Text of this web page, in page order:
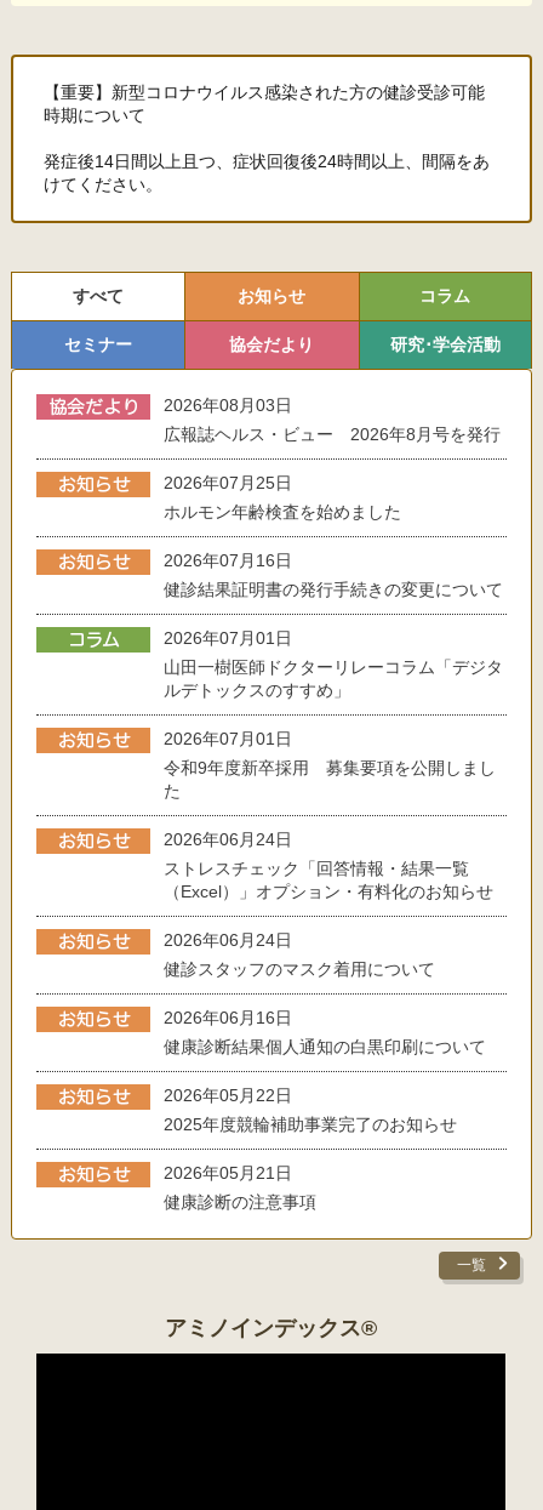
【重要】新型コロナウイルス感染された方の健診受診可能
時期について
発症後14日間以上且つ、症状回復後24時間以上、間隔をあ
けてください。
すべて お知らせ コラム
セミナー 協会だより 研究･学会活動
2026年08月03日
広報誌ヘルス・ビュー 2026年8月号を発行
2026年07月25日
ホルモン年齢検査を始めました
2026年07月16日
健診結果証明書の発行手続きの変更について
2026年07月01日
山田一樹医師ドクターリレーコラム「デジタ
ルデトックスのすすめ」
2026年07月01日
令和9年度新卒採用 募集要項を公開しまし
た
2026年06月24日
ストレスチェック「回答情報・結果一覧
（Excel）」オプション・有料化のお知らせ
2026年06月24日
健診スタッフのマスク着用について
2026年06月16日
健康診断結果個人通知の白黒印刷について
2026年05月22日
2025年度競輪補助事業完了のお知らせ
2026年05月21日
健康診断の注意事項
一覧
アミノインデックス®